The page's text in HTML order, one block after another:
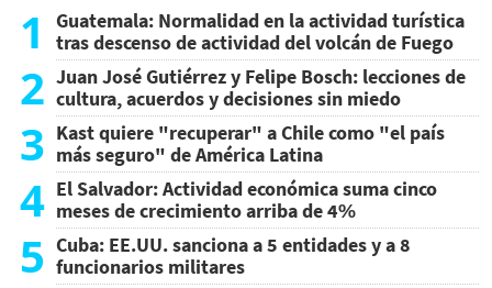
1
Guatemala: Normalidad en la actividad turística
tras descenso de actividad del volcán de Fuego
2 Juan José Gutiérrez y Felipe Bosch: lecciones de
cultura, acuerdos y decisiones sin miedo
3 Kast quiere "recuperar" a Chile como "el país
más seguro" de América Latina
4 El Salvador: Actividad económica suma cinco
meses de crecimiento arriba de 4%
5 Cuba: EE.UU. sanciona a 5 entidades y a 8
funcionarios militares